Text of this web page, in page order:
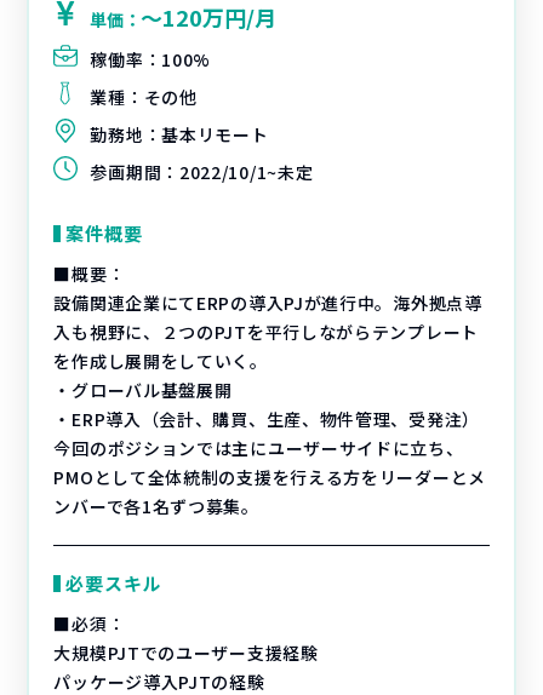
単価：〜120万円/月
稼働率： 100%
業種： その他
勤務地：基本リモート
参画期間： 2022/10/1~未定
案件概要
■概要：
設備関連企業にてERPの導入PJが進行中。海外拠点導
入も視野に、２つのPJTを平行しながらテンプレート
を作成し展開をしていく。
・グローバル基盤展開
・ERP導入（会計、購買、生産、物件管理、受発注）
今回のポジションでは主にユーザーサイドに立ち、
PMOとして全体統制の支援を行える方をリーダーとメ
ンバーで各1名ずつ募集。
必要スキル
■必須：
大規模PJTでのユーザー支援経験
パッケージ導入PJTの経験